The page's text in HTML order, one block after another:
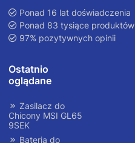
Ponad 16 lat doświadczenia
Ponad 83 tysiące produktów
97% pozytywnych opinii
Ostatnio
oglądane
Zasilacz do
Chicony MSI GL65
9SEK
Bateria do